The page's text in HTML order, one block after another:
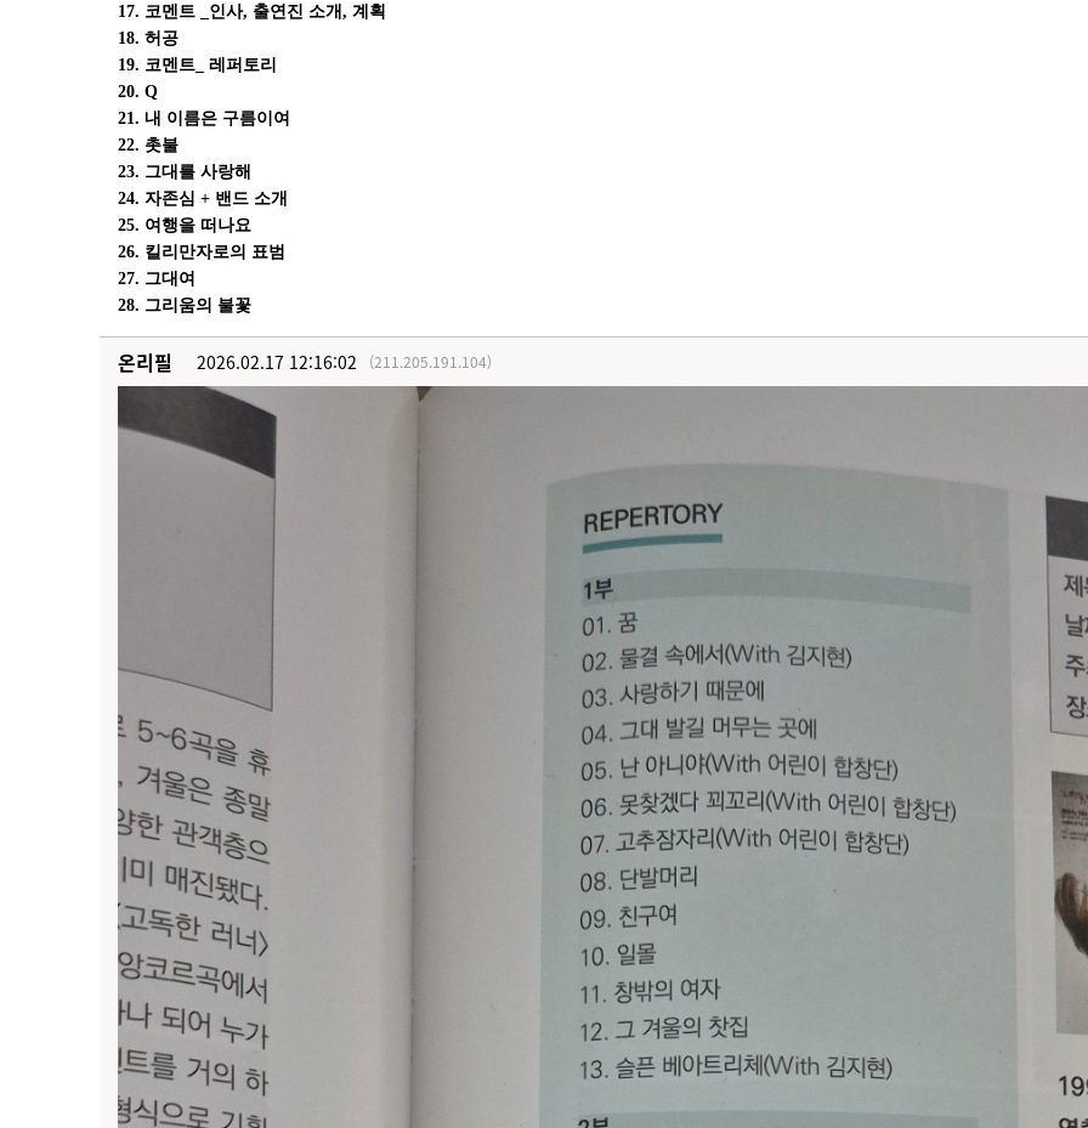
17. 코멘트 _인사, 출연진 소개, 계획
18. 허공
19. 코멘트_ 레퍼토리
20. Q
21. 내 이름은 구름이여
22. 촛불
23. 그대를 사랑해
24. 자존심 + 밴드 소개
25. 여행을 떠나요
26. 킬리만자로의 표범
27. 그대여
28. 그리움의 불꽃
온리필 2026.02.17 12:16:02 (211.205.191.104)